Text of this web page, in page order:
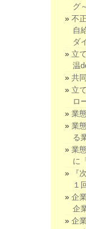
グ～
不
自
ダ
立
温
共
立
ロ
業
業
る
業
に
『
１
企
企
企